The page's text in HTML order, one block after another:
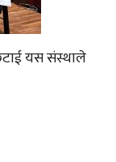
यस संस्थाले